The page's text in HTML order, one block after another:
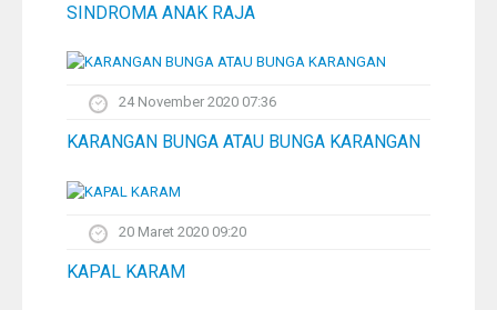
SINDROMA ANAK RAJA
24 November 2020 07:36
KARANGAN BUNGA ATAU BUNGA KARANGAN
20 Maret 2020 09:20
KAPAL KARAM